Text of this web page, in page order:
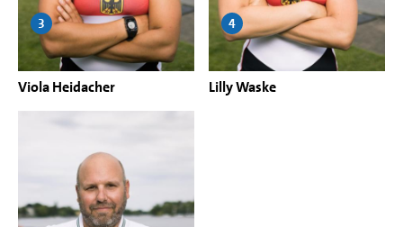
Viola Heidacher
3
Lilly Waske
4